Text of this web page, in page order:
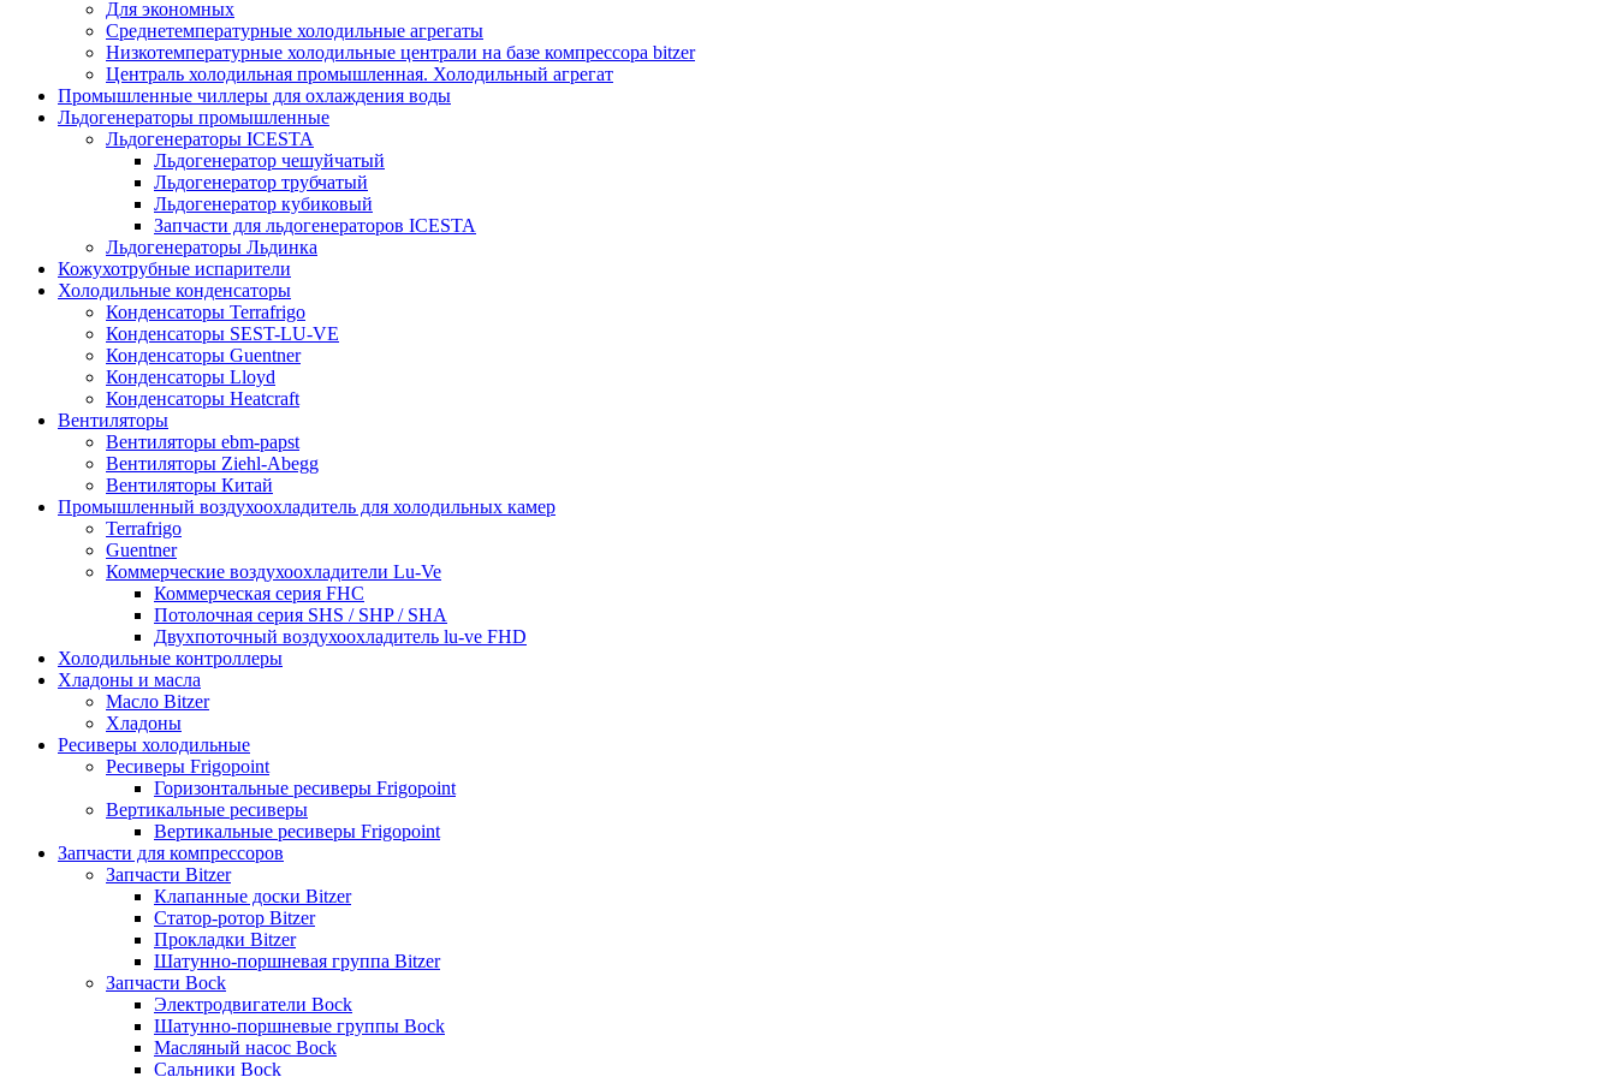
Для экономных
Среднетемпературные холодильные агрегаты
Низкотемпературные холодильные централи на базе компрессора bitzer
Централь холодильная промышленная. Холодильный агрегат
Промышленные чиллеры для охлаждения воды
Льдогенераторы промышленные
Льдогенераторы ICESTA
Льдогенератор чешуйчатый
Льдогенератор трубчатый
Льдогенератор кубиковый
Запчасти для льдогенераторов ICESTA
Льдогенераторы Льдинка
Кожухотрубные испарители
Холодильные конденсаторы
Конденсаторы Terrafrigo
Конденсаторы SEST-LU-VE
Конденсаторы Guentner
Конденсаторы Lloyd
Конденсаторы Heatcraft
Вентиляторы
Вентиляторы ebm-papst
Вентиляторы Ziehl-Abegg
Вентиляторы Китай
Промышленный воздухоохладитель для холодильных камер
Terrafrigo
Guentner
Коммерческие воздухоохладители Lu-Ve
Коммерческая серия FHC
Потолочная серия SHS / SHP / SHA
Двухпоточный воздухоохладитель lu-ve FHD
Холодильные контроллеры
Хладоны и масла
Масло Bitzer
Хладоны
Ресиверы холодильные
Ресиверы Frigopoint
Горизонтальные ресиверы Frigopoint
Вертикальные ресиверы
Вертикальные ресиверы Frigopoint
Запчасти для компрессоров
Запчасти Bitzer
Клапанные доски Bitzer
Статор-ротор Bitzer
Прокладки Bitzer
Шатунно-поршневая группа Bitzer
Запчасти Bock
Электродвигатели Bock
Шатунно-поршневые группы Bock
Масляный насос Bock
Сальники Bock